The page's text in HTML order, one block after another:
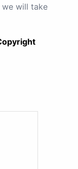
we will take